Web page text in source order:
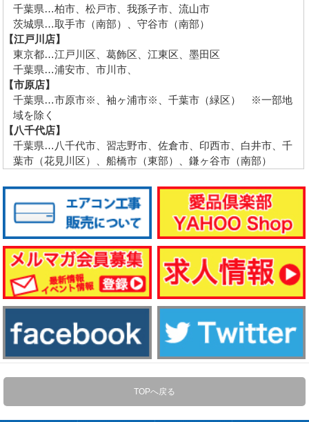
千葉県…柏市、松戸市、我孫子市、流山市
茨城県…取手市（南部）、守谷市（南部）
【江戸川店】
東京都…江戸川区、葛飾区、江東区、墨田区
千葉県…浦安市、市川市、
【市原店】
千葉県…市原市※、袖ヶ浦市※、千葉市（緑区） ※一部地
域を除く
【八千代店】
千葉県…八千代市、習志野市、佐倉市、印西市、白井市、千
葉市（花見川区）、船橋市（東部）、鎌ヶ谷市（南部）
TOPへ戻る